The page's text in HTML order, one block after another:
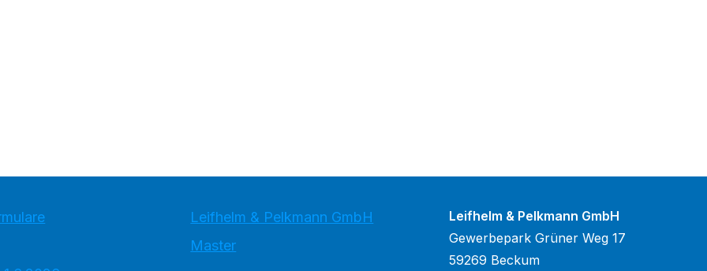
Leifhelm & Pelkmann GmbH
Master
Leifhelm & Pelkmann GmbH
Gewerbepark Grüner Weg 17
59269 Beckum